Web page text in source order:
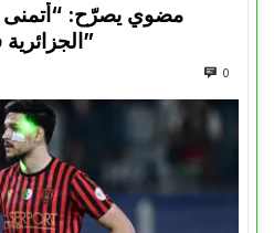
مضوي يصرّح: “أتمنى
الجزائرية في المسابقات القارية”
0